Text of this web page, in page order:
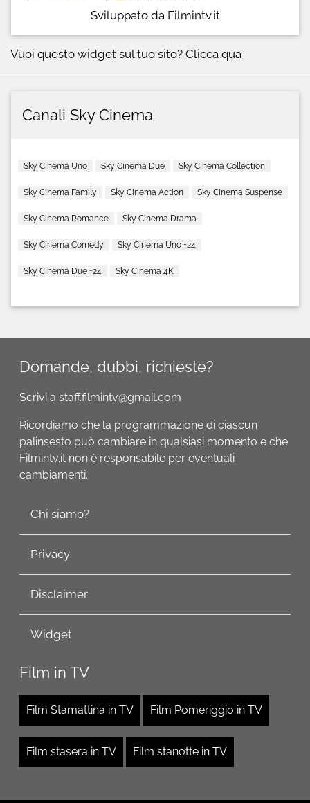
Sviluppato da Filmintv.it
Vuoi questo widget sul tuo sito? Clicca qua
Canali Sky Cinema
Sky Cinema Uno Sky Cinema Due Sky Cinema Collection
Sky Cinema Family Sky Cinema Action Sky Cinema Suspense
Sky Cinema Romance Sky Cinema Drama
Sky Cinema Comedy Sky Cinema Uno +24
Sky Cinema Due +24 Sky Cinema 4K
Domande, dubbi, richieste?
Scrivi a staff.filmintv@gmail.com
Ricordiamo che la programmazione di ciascun
palinsesto può cambiare in qualsiasi momento e che
Filmintv.it non è responsabile per eventuali
cambiamenti.
Chi siamo?
Privacy
Disclaimer
Widget
Film in TV
Film Stamattina in TV Film Pomeriggio in TV
Film stasera in TV Film stanotte in TV